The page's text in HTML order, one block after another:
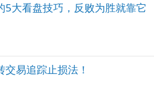
5大看盘技巧，反败为胜就靠它
易追踪止损法！